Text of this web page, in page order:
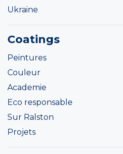
Ukraine
Coatings
Peintures
Couleur
Academie
Eco responsable
Sur Ralston
Projets